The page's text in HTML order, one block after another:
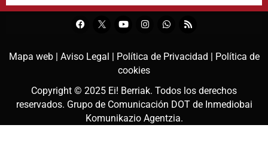
Mapa web | Aviso Legal | Política de Privacidad | Política de
cookies
Copyright © 2025 Ei! Berriak. Todos los derechos
reservados. Grupo de Comunicación DOT de Inmediobai
Komunikazio Agentzia.